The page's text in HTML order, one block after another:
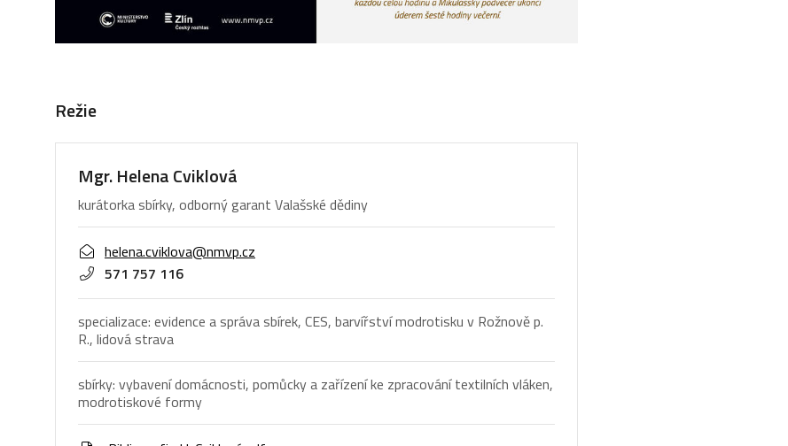
Režie
Mgr. Helena Cviklová
kurátorka sbírky, odborný garant Valašské dědiny
helena.cviklova@nmvp.cz
571 757 116
specializace: evidence a správa sbírek, CES, barvířství modrotisku v Rožnově p.
R., lidová strava
sbírky: vybavení domácnosti, pomůcky a zařízení ke zpracování textilních vláken,
modrotiskové formy